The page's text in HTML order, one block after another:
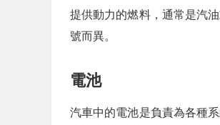
提供動力的燃料，通常是汽
號而異。
電池
汽車中的電池是負責為各種